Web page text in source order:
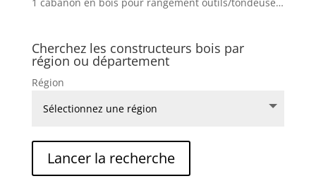
Cherchez les constructeurs bois par
région ou département
Région